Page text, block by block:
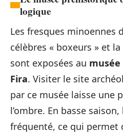
logique
Les fresques minoennes
célèbres « boxeurs » et
sont exposées au
Fira. Visiter le site
par ce musée laisse une
l’ombre. En basse
fréquenté, ce qui permet